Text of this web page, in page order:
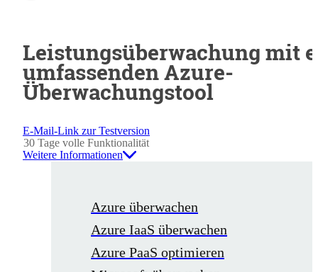
Leistungsüberwachung mit
umfassenden Azure-
Überwachungstool
E-Mail-Link zur Testversion
30 Tage volle Funktionalität
Weitere Informationen
Azure überwachen
Azure IaaS überwachen
Azure PaaS optimieren